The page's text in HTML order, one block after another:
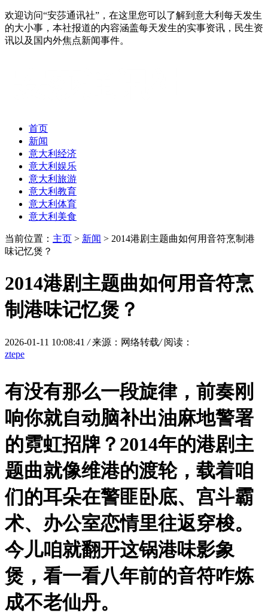
欢迎访问“安莎通讯社”，在这里您可以了解到意大利每天发生
的大小事，本社报道的内容涵盖每天发生的实事资讯，民生资
讯以及国内外焦点新闻事件。
首页
新闻
意大利经济
意大利娱乐
意大利旅游
意大利教育
意大利体育
意大利美食
当前位置： 主页 > 新闻 > 2014港剧主题曲如何用音符烹制港
味记忆煲？
2014港剧主题曲如何用音符烹
制港味记忆煲？
2026-01-11 10:08:41 / 来源：网络转载/ 阅读：
ztepe
有没有那么一段旋律，前奏刚
响你就自动脑补出油麻地警署
的霓虹招牌？2014年的港剧主
题曲就像维港的渡轮，载着咱
们的耳朵在警匪卧底、宫斗霸
术、办公室恋情里往返穿梭。
今儿咱就翻开这锅港味影象
煲，看一看八年前的音符咋炼
成不老仙丹。